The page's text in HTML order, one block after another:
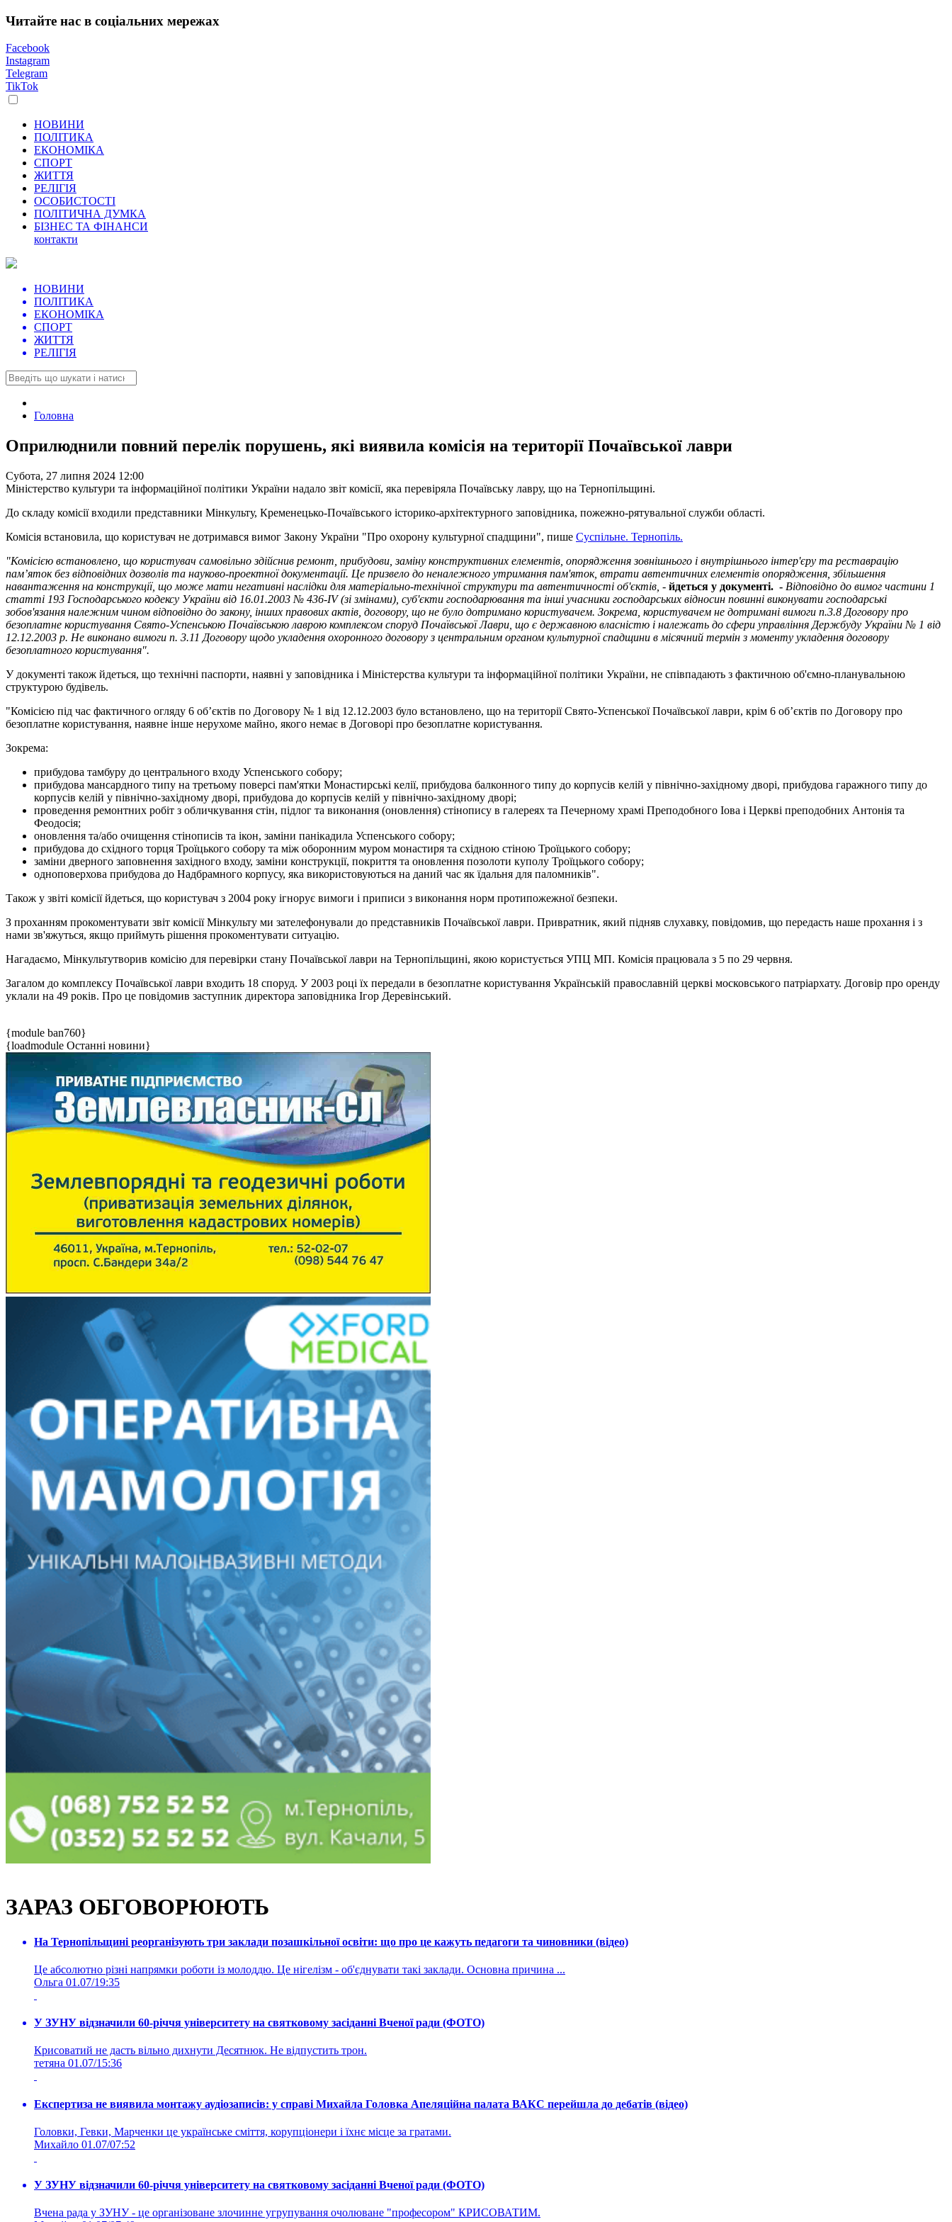
Читайте нас в соціальних мережах
Facebook
Instagram
Telegram
TikTok
НОВИНИ
ПОЛІТИКА
ЕКОНОМІКА
СПОРТ
ЖИТТЯ
РЕЛІГІЯ
ОСОБИСТОСТІ
ПОЛІТИЧНА ДУМКА
БІЗНЕС ТА ФІНАНСИ
контакти
НОВИНИ
ПОЛІТИКА
ЕКОНОМІКА
СПОРТ
ЖИТТЯ
РЕЛІГІЯ
Головна
Оприлюднили повний перелік порушень, які виявила комісія на території Почаївської лаври
Субота, 27 липня 2024 12:00
Міністерство культури та інформаційної політики України надало звіт комісії, яка перевіряла Почаївську лавру, що на Тернопільщині.
До складу комісії входили представники Мінкульту, Кременецько-Почаївського історико-архітектурного заповідника, пожежно-рятувальної служби області.
Комісія встановила, що користувач не дотримався вимог Закону України "Про охорону культурної спадщини", пише Суспільне. Тернопіль.
"Комісією встановлено, що користувач самовільно здійснив ремонт, прибудови, заміну конструктивних елементів, опорядження зовнішнього і внутрішнього інтер'єру та реставрацію
пам’яток без відповідних дозволів та науково-проектної документації. Це призвело до неналежного утримання пам'яток, втрати автентичних елементів опорядження, збільшення
навантаження на конструкції, що може мати негативні наслідки для матеріально-технічної структури та автентичності об'єктів, - йдеться у документі. - Відповідно до вимог частини 1
статті 193 Господарського кодексу України від 16.01.2003 № 436-IV (зі змінами), суб'єкти господарювання та інші учасники господарських відносин повинні виконувати господарські
зобов'язання належним чином відповідно до закону, інших правових актів, договору, що не було дотримано користувачем. Зокрема, користувачем не дотримані вимоги п.3.8 Договору про
безоплатне користування Свято-Успенською Почаївською лаврою комплексом споруд Почаївської Лаври, що є державною власністю і належать до сфери управління Держбуду України № 1 від
12.12.2003 р. Не виконано вимоги п. 3.11 Договору щодо укладення охоронного договору з центральним органом культурної спадщини в місячний термін з моменту укладення договору
безоплатного користування".
У документі також йдеться, що технічні паспорти, наявні у заповідника і Міністерства культури та інформаційної політики України, не співпадають з фактичною об'ємно-планувальною
структурою будівель.
"Комісією під час фактичного огляду 6 об’єктів по Договору № 1 від 12.12.2003 було встановлено, що на території Свято-Успенської Почаївської лаври, крім 6 об’єктів по Договору про
безоплатне користування, наявне інше нерухоме майно, якого немає в Договорі про безоплатне користування.
Зокрема:
прибудова тамбуру до центрального входу Успенського собору;
прибудова мансардного типу на третьому поверсі пам'ятки Монастирські келії, прибудова балконного типу до корпусів келій у північно-західному дворі, прибудова гаражного типу до
корпусів келій у північно-західному дворі, прибудова до корпусів келій у північно-західному дворі;
проведення ремонтних робіт з обличкування стін, підлог та виконання (оновлення) стінопису в галереях та Печерному храмі Преподобного Іoвa i Церкві преподобних Антонія та
Феодосія;
оновлення та/або очищення стінописів та ікон, заміни панікадила Успенського собору;
прибудова до східного торця Троїцького собору та між оборонним муром монастиря та східною стіною Троїцького собору;
заміни дверного заповнення західного входу, заміни конструкції, покриття та оновлення позолоти куполу Троїцького собору;
одноповерхова прибудова до Надбрамного корпусу, яка використовуються на даний час як їдальня для паломників".
Також у звіті комісії йдеться, що користувач з 2004 року ігнорує вимоги і приписи з виконання норм протипожежної безпеки.
З проханням прокоментувати звіт комісії Мінкульту ми зателефонували до представників Почаївської лаври. Привратник, який підняв слухавку, повідомив, що передасть наше прохання і з
нами зв'яжуться, якщо приймуть рішення прокоментувати ситуацію.
Нагадаємо, Мінкультутворив комісію для перевірки стану Почаївської лаври на Тернопільщині, якою користується УПЦ МП. Комісія працювала з 5 по 29 червня.
Загалом до комплексу Почаївської лаври входить 18 споруд. У 2003 році їх передали в безоплатне користування Українській православній церкві московського патріархату. Договір про оренду
уклали на 49 років. Про це повідомив заступник директора заповідника Ігор Деревінський.
{module ban760}
{loadmodule Останні новини}
ЗАРАЗ ОБГОВОРЮЮТЬ
На Тернопільщині реорганізують три заклади позашкільної освіти: що про це кажуть педагоги та чиновники (відео)
Це абсолютно різні напрямки роботи із молоддю. Це нігелізм - об'єднувати такі заклади. Основна причина ...
Ольга 01.07/19:35
У ЗУНУ відзначили 60-річчя університету на святковому засіданні Вченої ради (ФОТО)
Крисоватий не дасть вільно дихнути Десятнюк. Не відпустить трон.
тетяна 01.07/15:36
Експертиза не виявила монтажу аудіозаписів: у справі Михайла Головка Апеляційна палата ВАКС перейшла до дебатів (відео)
Головки, Гевки, Марченки це українське сміття, корупціонери і їхнє місце за гратами.
Михайло 01.07/07:52
У ЗУНУ відзначили 60-річчя університету на святковому засіданні Вченої ради (ФОТО)
Вчена рада у ЗУНУ - це організоване злочинне угрупування очолюване "професором" КРИСОВАТИМ.